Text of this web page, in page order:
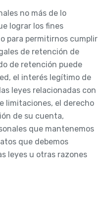
no más de lo
lograr los fines
para permitirnos cumplir
de retención de
de retención puede
el interés legítimo de
leyes relacionadas con
limitaciones, el derecho
de su cuenta,
que mantenemos
que debemos
leyes u otras razones